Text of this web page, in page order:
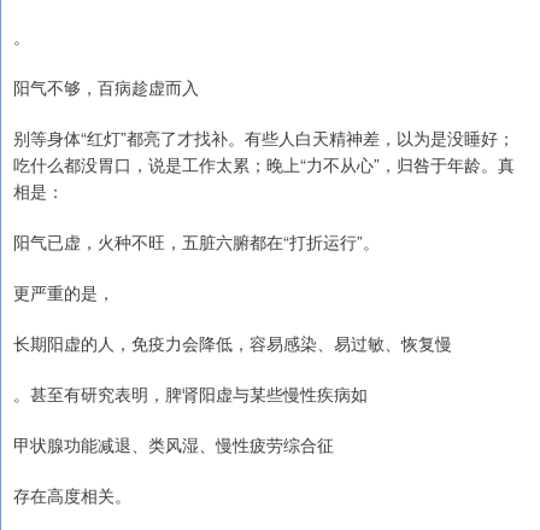
。
阳气不够，百病趁虚而入
别等身体“红灯”都亮了才找补。有些人白天精神差，以为是没睡好；
吃什么都没胃口，说是工作太累；晚上“力不从心”，归咎于年龄。真
相是：
阳气已虚，火种不旺，五脏六腑都在“打折运行”。
更严重的是，
长期阳虚的人，免疫力会降低，容易感染、易过敏、恢复慢
。甚至有研究表明，脾肾阳虚与某些慢性疾病如
甲状腺功能减退、类风湿、慢性疲劳综合征
存在高度相关。